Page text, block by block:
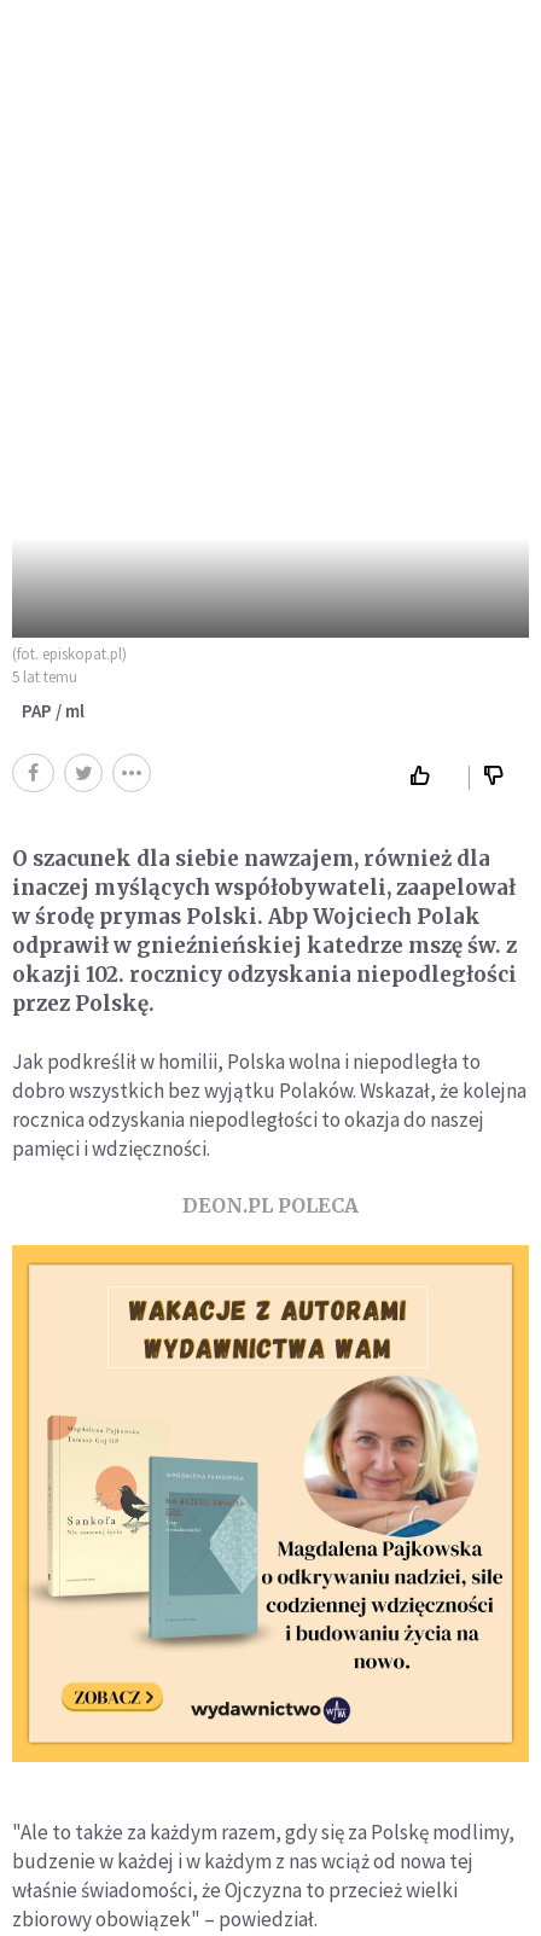
(fot. episkopat.pl)
5 lat temu
PAP / ml
O szacunek dla siebie nawzajem, również dla
inaczej myślących współobywateli, zaapelował
w środę prymas Polski. Abp Wojciech Polak
odprawił w gnieźnieńskiej katedrze mszę św. z
okazji 102. rocznicy odzyskania niepodległości
przez Polskę.
Jak podkreślił w homilii, Polska wolna i niepodległa to
dobro wszystkich bez wyjątku Polaków. Wskazał, że kolejna
rocznica odzyskania niepodległości to okazja do naszej
pamięci i wdzięczności.
DEON.PL POLECA
"Ale to także za każdym razem, gdy się za Polskę modlimy,
budzenie w każdej i w każdym z nas wciąż od nowa tej
właśnie świadomości, że Ojczyzna to przecież wielki
zbiorowy obowiązek" – powiedział.